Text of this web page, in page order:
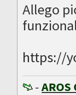
Allego
https://
-